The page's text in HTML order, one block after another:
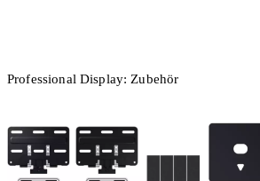
Professional Display: Zubehör